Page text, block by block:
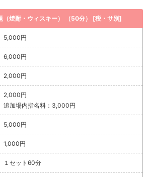
（焼酎・ウィスキー） （50分） [税・サ別]
5,000円
6,000円
2,000円
2,000円
追加場内指名料：3,000円
5,000円
1,000円
１セット60分